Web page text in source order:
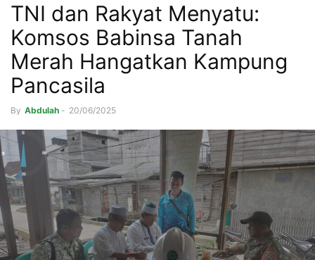
TNI dan Rakyat Menyatu:
Komsos Babinsa Tanah
Merah Hangatkan Kampung
Pancasila
By Abdulah - 20/06/2025